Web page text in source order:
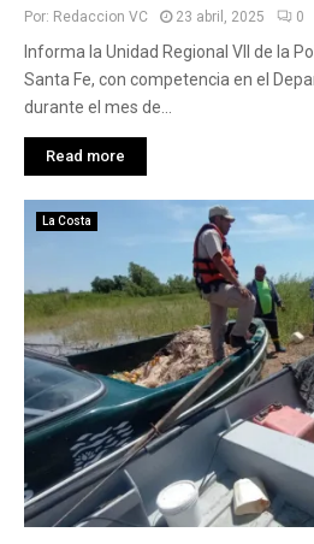
Por: Redaccion VC 23 abril, 2025 0
Informa la Unidad Regional VII de la
Santa Fe, con competencia en el
durante el mes de...
Read more
La Costa